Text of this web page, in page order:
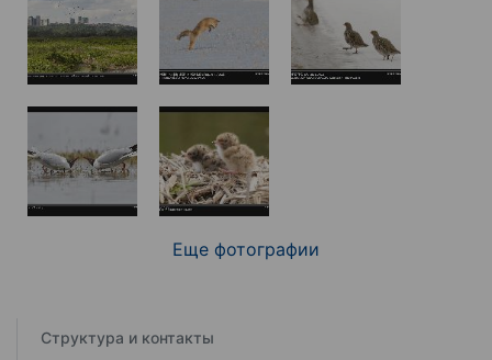
Еще фотографии
Структура и контакты